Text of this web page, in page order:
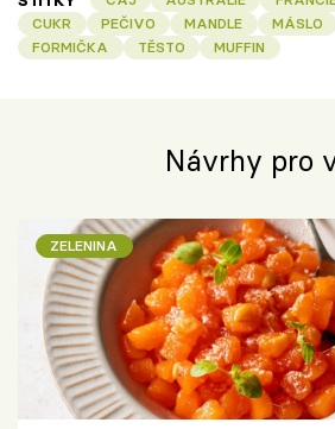
CUKR
PEČIVO MANDLE MÁSLO
FORMIČKA
TĚSTO MUFFIN
Návrhy pro
ZELENINA